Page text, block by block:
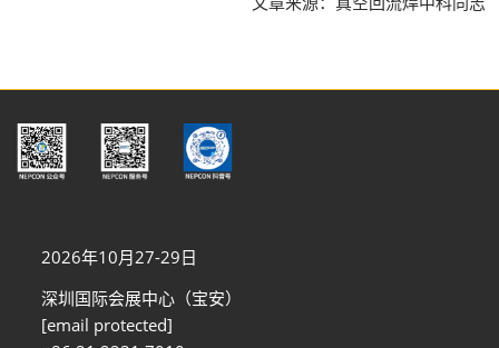
2026年10月27-29日
深圳国际会展中心（宝安）
[email protected]